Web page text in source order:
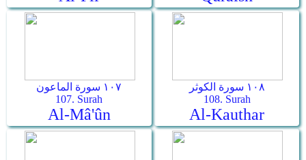
١٠٧ سورة الماعون
107. Surah
Al-Mâ'ûn
١٠٨ سورة الكوثر
108. Surah
Al-Kauthar